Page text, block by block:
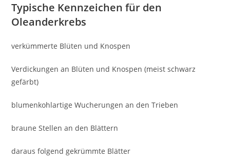
Typische Kennzeichen für den
Oleanderkrebs
verkümmerte Blüten und Knospen
Verdickungen an Blüten und Knospen (meist schwarz
gefärbt)
blumenkohlartige Wucherungen an den Trieben
braune Stellen an den Blättern
daraus folgend gekrümmte Blätter